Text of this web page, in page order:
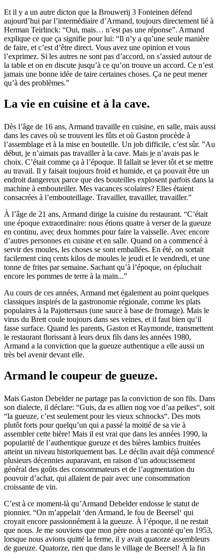
Et il y a un autre dicton que la Brouwerij 3 Fonteinen défend
aujourd’hui par l’intermédiaire d’Armand, toujours directement lié à
Herman Teirlinck: “Oui, mais… n’est pas une réponse”. Armand
explique ce que ça signifie pour lui: “Il n’y a qu’une seule manière
de faire, et c’est d’être direct. Vous avez une opinion et vous
l’exprimez. Si les autres ne sont pas d’accord, on s’assied autour de
la table et on en discute jusqu’à ce qu’on trouve un accord. Ce n’est
jamais une bonne idée de taire certaines choses. Ça ne peut mener
qu’à des problèmes.”
La vie en cuisine et à la cave.
Dès l’âge de 16 ans, Armand travaille en cuisine, en salle, mais aussi
dans les caves où se trouvent les fûts et où Gaston procède à
l’assemblage et à la mise en bouteille. Un job difficile, c’est sûr. ”Au
début, je n’aimais pas travailler à la cave. Mais je n’avais pas le
choix. C’était comme ça à l’époque. Il fallait se lever tôt et se mettre
au travail. Il y faisait toujours froid et humide, et ça pouvait être un
endroit dangereux parce que des bouteilles explosent parfois dans la
machine à embouteiller. Mes vacances scolaires? Elles étaient
consacrées à l’embouteillage. Travailler, travailler, travailler.”
À l’âge de 21 ans, Armand dirige la cuisine du restaurant. “C’était
une époque extraordinaire: nous étions quatre à verser de la gueuze
en continu, avec deux hommes pour faire la vaisselle. Avec encore
d’autres personnes en cuisine et en salle. Quand on a commencé à
servir des moules, les choses se sont emballées. En été, on sortait
facilement cinq cents kilos de moules le jeudi et le vendredi, et une
tonne de frites par semaine. Sachant qu’à l’époque, on épluchait
encore les pommes de terre à la main...”
Au cours de ces années, Armand met également au point quelques
classiques inspirés de la gastronomie régionale, comme les plats
populaires à la Pajottersaus (une sauce à base de fromage). Mais le
virus du Brett coule toujours dans ses veines, et il faut bien qu’il
fasse surface. Quand les parents, Gaston et Raymonde, transmettent
le restaurant florissant à leurs deux fils dans les années 1980,
Armand a la conviction que la gueuze authentique a elle aussi un
très bel avenir devant elle.
Armand le coupeur de gueuze.
Mais Gaston Debelder ne partage pas la conviction de son fils. Dans
son dialecte, il déclare: “Guis, da es allien nog voe d’aa peikes“, soit
“la gueuze, c’est seulement pour les vieux schnocks“. Des mots
plutôt forts pour quelqu’un qui a passé la moitié de sa vie à
assembler cette bière! Mais il est vrai que dans les années 1990, la
popularité de l’authentique gueuze et des bières lambics fruitées
atteint un niveau historiquement bas. Le déclin avait déjà commencé
plusieurs décennies auparavant, en raison d’un adoucissement
général des goûts des consommateurs et de l’augmentation du
pouvoir d’achat, qui allaient de pair avec une consommation
croissante de vin.
C’est à ce moment-là qu’Armand Debelder endosse le statut de
pionnier. “On m’appelait ‘den Armand, le fou de Beersel‘ qui
croyait encore passionnément à la gueuze. À l’époque, il ne restait
que nous. Je me souviens que mon père nous a raconté qu’en 1953,
lorsque nous avions quitté la ferme, il y avait quatorze assembleurs
de gueuze. Quatorze, rien que dans le village de Beersel! À la fin